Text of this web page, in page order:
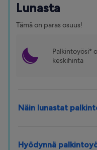
Lunasta
Tämä on paras osuus!
Palkintoyösi*
keskihinta
Näin lunastat
Hyödynnä